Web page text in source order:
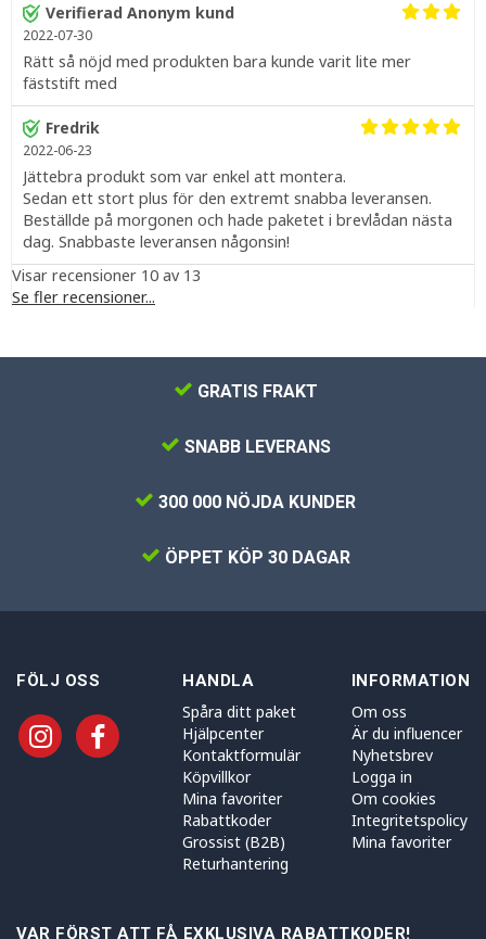
Verifierad Anonym kund
2022-07-30
Rätt så nöjd med produkten bara kunde varit lite mer
fäststift med
Fredrik
2022-06-23
Jättebra produkt som var enkel att montera.
Sedan ett stort plus för den extremt snabba leveransen.
Beställde på morgonen och hade paketet i brevlådan nästa
dag. Snabbaste leveransen någonsin!
Visar recensioner 10 av 13
Se fler recensioner...
GRATIS FRAKT
SNABB LEVERANS
300 000 NÖJDA KUNDER
ÖPPET KÖP 30 DAGAR
FÖLJ OSS HANDLA
Spåra ditt paket
Hjälpcenter
Kontaktformulär
Köpvillkor
Mina favoriter
Rabattkoder
Grossist (B2B)
Returhantering
INFORMATION
Om oss
Är du influencer
Nyhetsbrev
Logga in
Om cookies
Integritetspolicy
Mina favoriter
VAR FÖRST ATT FÅ EXKLUSIVA RABATTKODER!